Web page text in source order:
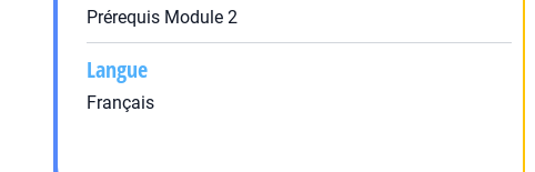
Prérequis Module 2
Langue
Français